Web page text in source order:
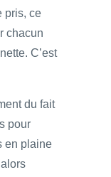
pris, ce
chacun
C’est
du fait
pour
en plaine